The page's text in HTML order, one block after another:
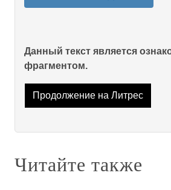
Данный текст является
фрагментом.
Продолжение на Литрес
Читайте также